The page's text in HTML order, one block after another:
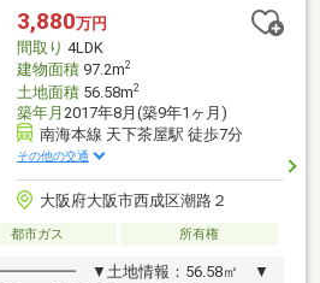
分■大阪メトロ四つ橋線「岸里」駅ま
「天下茶屋」駅まで徒歩15分
3,880万円
間取り 4LDK
建物面積97.2m2
土地面積56.58m2
築年月 2017年8月(築9年1ヶ月)
南海本線 天下茶屋駅 徒歩7分
その他の交通
大阪府大阪市西成区潮路２
都市ガス 所有権
▼土地情報：56.58㎡ ▼